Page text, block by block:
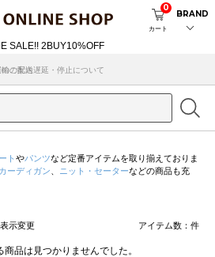
カート
0
BRAND
の配送遅延・停止について
ご案内
ト やパンツなど定番アイテムを取り揃えておりま
カーディガン ニット・セーターなどの商品も充
表示変更 アイテム数： 件
品は見つかりませんでした。